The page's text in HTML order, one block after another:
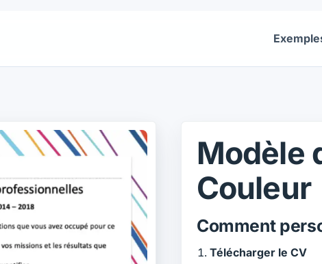
Modèle
Couleur
Comment
Télécharger le CV